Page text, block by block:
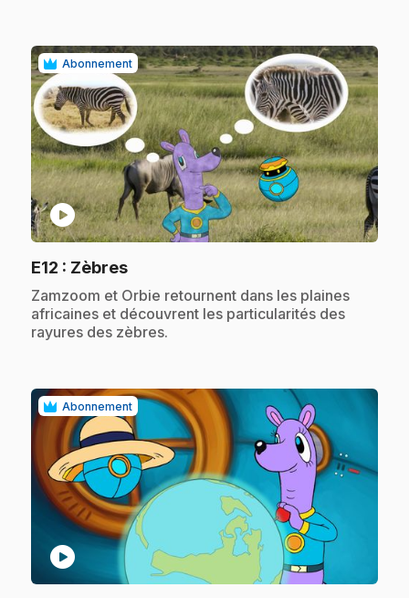
Abonnement
play_circle
E12 : Zèbres.
.Zamzoom et Orbie retournent dans les plaines
africaines et découvrent les particularités des
rayures des zèbres.
Abonnement
play_circle